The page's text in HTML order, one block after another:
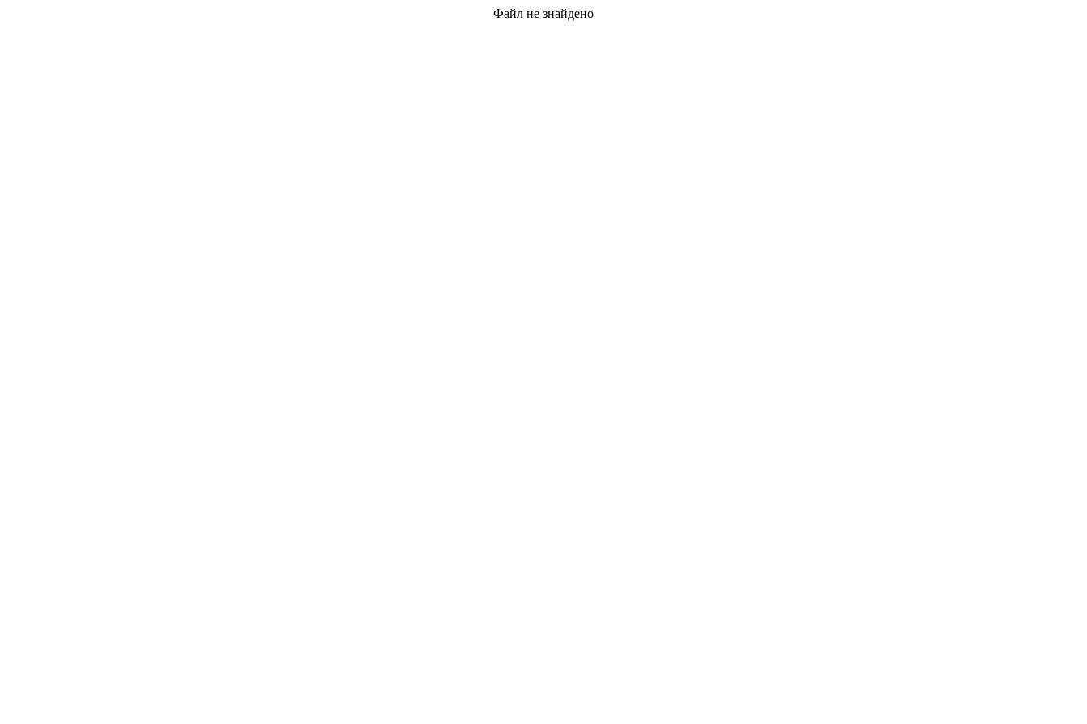
Файл не знайдено